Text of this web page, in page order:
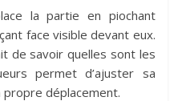
la partie en piochant
face visible devant eux.
de savoir quelles sont les
permet d’ajuster sa
déplacement.